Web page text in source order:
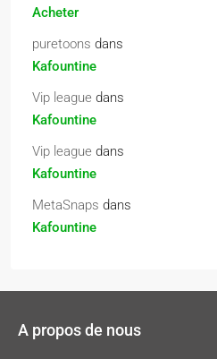
Acheter
puretoons dans
Kafountine
Vip league dans
Kafountine
Vip league dans
Kafountine
MetaSnaps dans
Kafountine
A propos de nous